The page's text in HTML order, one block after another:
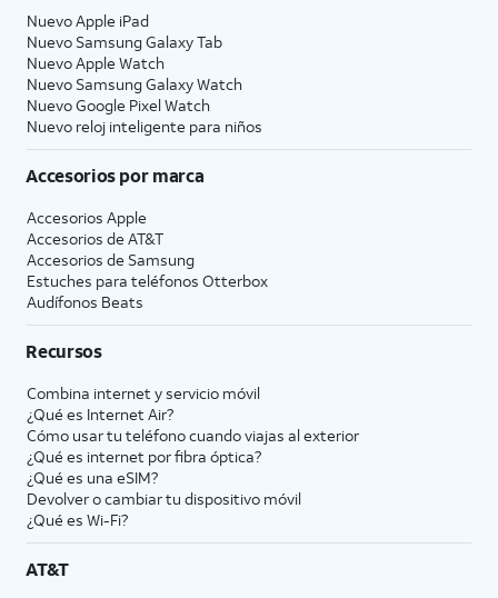
Nuevo Apple iPad
Nuevo Samsung Galaxy Tab
Nuevo Apple Watch
Nuevo Samsung Galaxy Watch
Nuevo Google Pixel Watch
Nuevo reloj inteligente para niños
Accesorios por marca
Accesorios Apple
Accesorios de AT&T
Accesorios de Samsung
Estuches para teléfonos Otterbox
Audífonos Beats
Recursos
Combina internet y servicio móvil
¿Qué es Internet Air?
Cómo usar tu teléfono cuando viajas al exterior
¿Qué es internet por fibra óptica?
¿Qué es una eSIM?
Devolver o cambiar tu dispositivo móvil
¿Qué es Wi-Fi?
AT&T